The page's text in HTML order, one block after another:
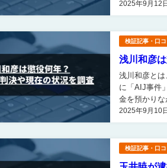
2025年9月12
検証記事・口
浅川和彦
2025年9月10
浅川和彦とは
に「AIJ事件」と
金を預かり
その責任者
検証記事・口